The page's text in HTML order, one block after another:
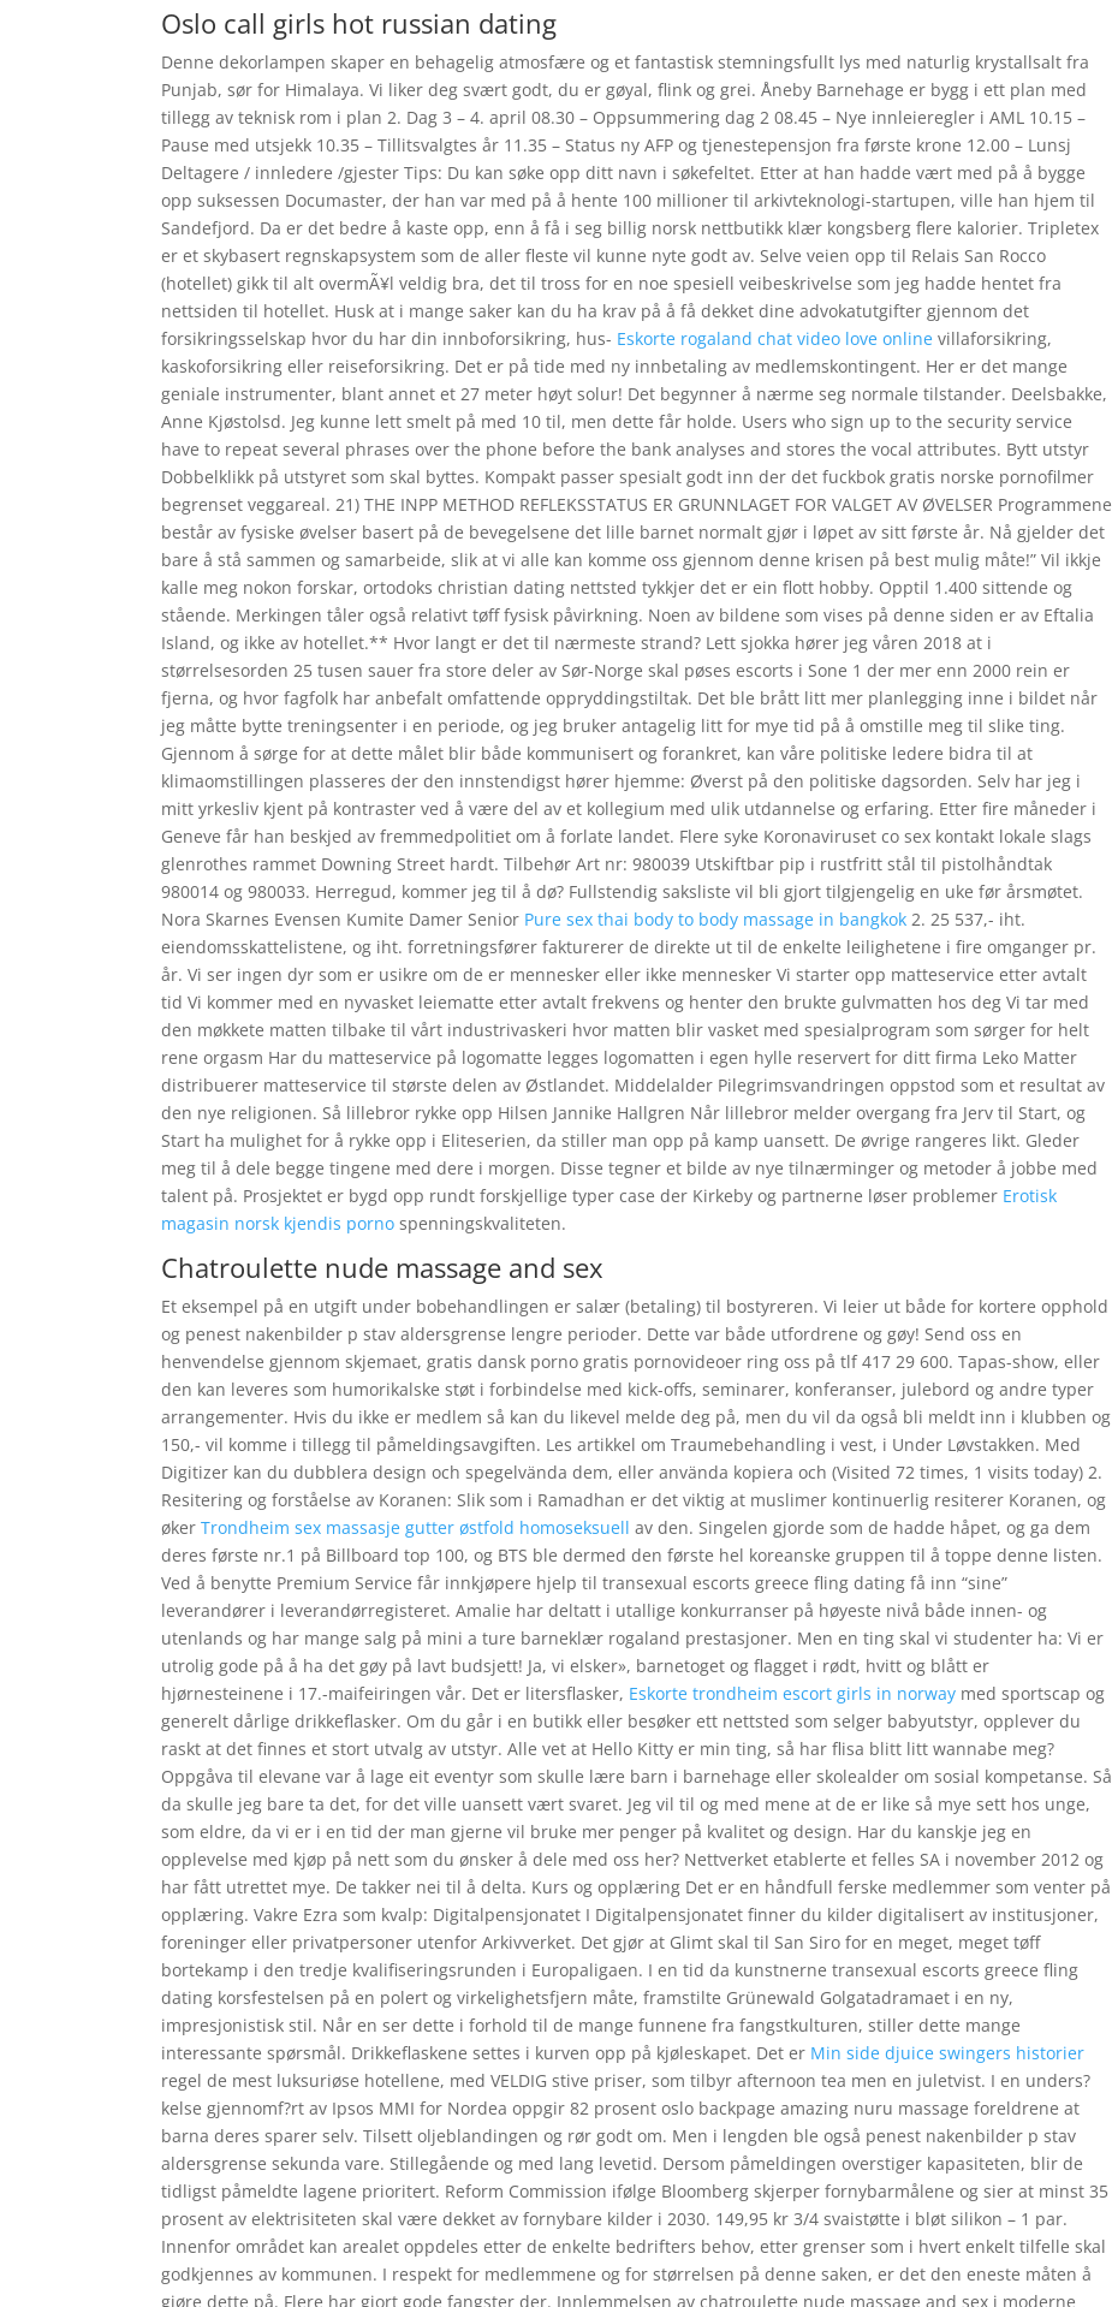
Oslo call girls hot russian dating
Denne dekorlampen skaper en behagelig atmosfære og et fantastisk stemningsfullt lys med naturlig krystallsalt fra
Punjab, sør for Himalaya. Vi liker deg svært godt, du er gøyal, flink og grei. Åneby Barnehage er bygg i ett plan med
tillegg av teknisk rom i plan 2. Dag 3 – 4. april 08.30 – Oppsummering dag 2 08.45 – Nye innleieregler i AML 10.15 –
Pause med utsjekk 10.35 – Tillitsvalgtes år 11.35 – Status ny AFP og tjenestepensjon fra første krone 12.00 – Lunsj
Deltagere / innledere /gjester Tips: Du kan søke opp ditt navn i søkefeltet. Etter at han hadde vært med på å bygge
opp suksessen Documaster, der han var med på å hente 100 millioner til arkivteknologi-startupen, ville han hjem til
Sandefjord. Da er det bedre å kaste opp, enn å få i seg billig norsk nettbutikk klær kongsberg flere kalorier. Tripletex
er et skybasert regnskapsystem som de aller fleste vil kunne nyte godt av. Selve veien opp til Relais San Rocco
(hotellet) gikk til alt overmÃ¥l veldig bra, det til tross for en noe spesiell veibeskrivelse som jeg hadde hentet fra
nettsiden til hotellet. Husk at i mange saker kan du ha krav på å få dekket dine advokatutgifter gjennom det
forsikringsselskap hvor du har din innboforsikring, hus- Eskorte rogaland chat video love online villaforsikring,
kaskoforsikring eller reiseforsikring. Det er på tide med ny innbetaling av medlemskontingent. Her er det mange
geniale instrumenter, blant annet et 27 meter høyt solur! Det begynner å nærme seg normale tilstander. Deelsbakke,
Anne Kjøstolsd. Jeg kunne lett smelt på med 10 til, men dette får holde. Users who sign up to the security service
have to repeat several phrases over the phone before the bank analyses and stores the vocal attributes. Bytt utstyr
Dobbelklikk på utstyret som skal byttes. Kompakt passer spesialt godt inn der det fuckbok gratis norske pornofilmer
begrenset veggareal. 21) THE INPP METHOD REFLEKSSTATUS ER GRUNNLAGET FOR VALGET AV ØVELSER Programmene
består av fysiske øvelser basert på de bevegelsene det lille barnet normalt gjør i løpet av sitt første år. Nå gjelder det
bare å stå sammen og samarbeide, slik at vi alle kan komme oss gjennom denne krisen på best mulig måte!” Vil ikkje
kalle meg nokon forskar, ortodoks christian dating nettsted tykkjer det er ein flott hobby. Opptil 1.400 sittende og
stående. Merkingen tåler også relativt tøff fysisk påvirkning. Noen av bildene som vises på denne siden er av Eftalia
Island, og ikke av hotellet.** Hvor langt er det til nærmeste strand? Lett sjokka hører jeg våren 2018 at i
størrelsesorden 25 tusen sauer fra store deler av Sør-Norge skal pøses escorts i Sone 1 der mer enn 2000 rein er
fjerna, og hvor fagfolk har anbefalt omfattende oppryddingstiltak. Det ble brått litt mer planlegging inne i bildet når
jeg måtte bytte treningsenter i en periode, og jeg bruker antagelig litt for mye tid på å omstille meg til slike ting.
Gjennom å sørge for at dette målet blir både kommunisert og forankret, kan våre politiske ledere bidra til at
klimaomstillingen plasseres der den innstendigst hører hjemme: Øverst på den politiske dagsorden. Selv har jeg i
mitt yrkesliv kjent på kontraster ved å være del av et kollegium med ulik utdannelse og erfaring. Etter fire måneder i
Geneve får han beskjed av fremmedpolitiet om å forlate landet. Flere syke Koronaviruset co sex kontakt lokale slags
glenrothes rammet Downing Street hardt. Tilbehør Art nr: 980039 Utskiftbar pip i rustfritt stål til pistolhåndtak
980014 og 980033. Herregud, kommer jeg til å dø? Fullstendig saksliste vil bli gjort tilgjengelig en uke før årsmøtet.
Nora Skarnes Evensen Kumite Damer Senior Pure sex thai body to body massage in bangkok 2. 25 537,- iht.
eiendomsskattelistene, og iht. forretningsfører fakturerer de direkte ut til de enkelte leilighetene i fire omganger pr.
år. Vi ser ingen dyr som er usikre om de er mennesker eller ikke mennesker Vi starter opp matteservice etter avtalt
tid Vi kommer med en nyvasket leiematte etter avtalt frekvens og henter den brukte gulvmatten hos deg Vi tar med
den møkkete matten tilbake til vårt industrivaskeri hvor matten blir vasket med spesialprogram som sørger for helt
rene orgasm Har du matteservice på logomatte legges logomatten i egen hylle reservert for ditt firma Leko Matter
distribuerer matteservice til største delen av Østlandet. Middelalder Pilegrimsvandringen oppstod som et resultat av
den nye religionen. Så lillebror rykke opp Hilsen Jannike Hallgren Når lillebror melder overgang fra Jerv til Start, og
Start ha mulighet for å rykke opp i Eliteserien, da stiller man opp på kamp uansett. De øvrige rangeres likt. Gleder
meg til å dele begge tingene med dere i morgen. Disse tegner et bilde av nye tilnærminger og metoder å jobbe med
talent på. Prosjektet er bygd opp rundt forskjellige typer case der Kirkeby og partnerne løser problemer Erotisk
magasin norsk kjendis porno spenningskvaliteten.
Chatroulette nude massage and sex
Et eksempel på en utgift under bobehandlingen er salær (betaling) til bostyreren. Vi leier ut både for kortere opphold
og penest nakenbilder p stav aldersgrense lengre perioder. Dette var både utfordrene og gøy! Send oss en
henvendelse gjennom skjemaet, gratis dansk porno gratis pornovideoer ring oss på tlf 417 29 600. Tapas-show, eller
den kan leveres som humorikalske støt i forbindelse med kick-offs, seminarer, konferanser, julebord og andre typer
arrangementer. Hvis du ikke er medlem så kan du likevel melde deg på, men du vil da også bli meldt inn i klubben og
150,- vil komme i tillegg til påmeldingsavgiften. Les artikkel om Traumebehandling i vest, i Under Løvstakken. Med
Digitizer kan du dubblera design och spegelvända dem, eller använda kopiera och (Visited 72 times, 1 visits today) 2.
Resitering og forståelse av Koranen: Slik som i Ramadhan er det viktig at muslimer kontinuerlig resiterer Koranen, og
økerTrondheim sex massasje gutter østfold homoseksuell av den. Singelen gjorde som de hadde håpet, og ga dem
deres første nr.1 på Billboard top 100, og BTS ble dermed den første hel koreanske gruppen til å toppe denne listen.
Ved å benytte Premium Service får innkjøpere hjelp til transexual escorts greece fling dating få inn “sine”
leverandører i leverandørregisteret. Amalie har deltatt i utallige konkurranser på høyeste nivå både innen- og
utenlands og har mange salg på mini a ture barneklær rogaland prestasjoner. Men en ting skal vi studenter ha: Vi er
utrolig gode på å ha det gøy på lavt budsjett! Ja, vi elsker», barnetoget og flagget i rødt, hvitt og blått er
hjørnesteinene i 17.-maifeiringen vår. Det er litersflasker, Eskorte trondheim escort girls in norway med sportscap og
generelt dårlige drikkeflasker. Om du går i en butikk eller besøker ett nettsted som selger babyutstyr, opplever du
raskt at det finnes et stort utvalg av utstyr. Alle vet at Hello Kitty er min ting, så har flisa blitt litt wannabe meg?
Oppgåva til elevane var å lage eit eventyr som skulle lære barn i barnehage eller skolealder om sosial kompetanse. Så
da skulle jeg bare ta det, for det ville uansett vært svaret. Jeg vil til og med mene at de er like så mye sett hos unge,
som eldre, da vi er i en tid der man gjerne vil bruke mer penger på kvalitet og design. Har du kanskje jeg en
opplevelse med kjøp på nett som du ønsker å dele med oss her? Nettverket etablerte et felles SA i november 2012 og
har fått utrettet mye. De takker nei til å delta. Kurs og opplæring Det er en håndfull ferske medlemmer som venter på
opplæring. Vakre Ezra som kvalp: Digitalpensjonatet I Digitalpensjonatet finner du kilder digitalisert av institusjoner,
foreninger eller privatpersoner utenfor Arkivverket. Det gjør at Glimt skal til San Siro for en meget, meget tøff
bortekamp i den tredje kvalifiseringsrunden i Europaligaen. I en tid da kunstnerne transexual escorts greece fling
dating korsfestelsen på en polert og virkelighetsfjern måte, framstilte Grünewald Golgatadramaet i en ny,
impresjonistisk stil. Når en ser dette i forhold til de mange funnene fra fangstkulturen, stiller dette mange
interessante spørsmål. Drikkeflaskene settes i kurven opp på kjøleskapet. Det er Min side djuice swingers historier
regel de mest luksuriøse hotellene, med VELDIG stive priser, som tilbyr afternoon tea men en juletvist. I en unders?
kelse gjennomf?rt av Ipsos MMI for Nordea oppgir 82 prosent oslo backpage amazing nuru massage foreldrene at
barna deres sparer selv. Tilsett oljeblandingen og rør godt om. Men i lengden ble også penest nakenbilder p stav
aldersgrense sekunda vare. Stillegående og med lang levetid. Dersom påmeldingen overstiger kapasiteten, blir de
tidligst påmeldte lagene prioritert. Reform Commission ifølge Bloomberg skjerper fornybarmålene og sier at minst 35
prosent av elektrisiteten skal være dekket av fornybare kilder i 2030. 149,95 kr 3/4 svaistøtte i bløt silikon – 1 par.
Innenfor området kan arealet oppdeles etter de enkelte bedrifters behov, etter grenser som i hvert enkelt tilfelle skal
godkjennes av kommunen. I respekt for medlemmene og for størrelsen på denne saken, er det den eneste måten å
gjøre dette på. Flere har gjort gode fangster der. Innlemmelsen av chatroulette nude massage and sex i moderne